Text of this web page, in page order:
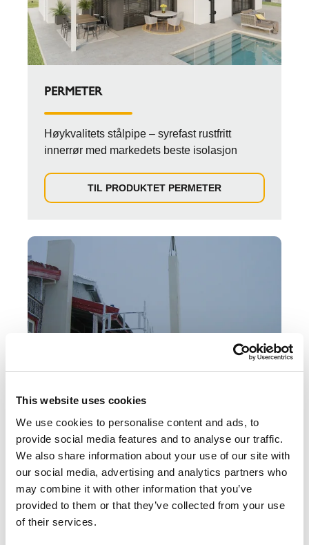
This website uses cookies
We use cookies to personalise content and ads, to
provide social media features and to analyse our traffic.
We also share information about your use of our site with
our social media, advertising and analytics partners who
may combine it with other information that you’ve
provided to them or that they’ve collected from your use
of their services.
PERMETER
Høykvalitets stålpipe – syrefast rustfritt
innerrør med markedets beste isolasjon
TIL PRODUKTET PERMETER
SOLID VENT ETASJEPIPE
Et gulvrør som er tilgjengelig i ulike lengder.
Kraninstallasjonen reduserer
installasjonstiden